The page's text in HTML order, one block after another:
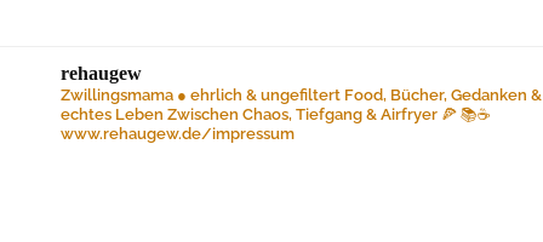
rehaugew
Zwillingsmama ● ehrlich & ungefiltert Food, Bücher, Gedanken &
echtes Leben Zwischen Chaos, Tiefgang & Airfryer 🍕 📚☕️
www.rehaugew.de/impressum